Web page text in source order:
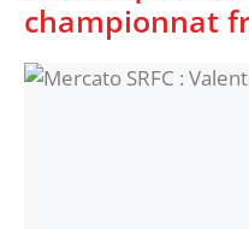
championnat